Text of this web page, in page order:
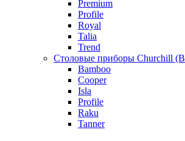
Premium
Profile
Royal
Talia
Trend
Столовые приборы Churchill
Bamboo
Cooper
Isla
Profile
Raku
Tanner